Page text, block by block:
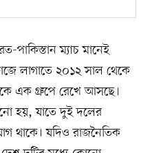
পাকিস্তান ম্যাচ মানেই
লাগাতে ২০১২ সাল থেকে
এক গ্রুপে রেখে আসছে।
হয়, যাতে দুই দলের
থাকে। যদিও রাজনৈতিক